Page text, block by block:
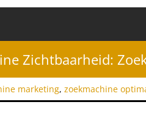
Zichtbaarheid:
marketing, zoekmachine